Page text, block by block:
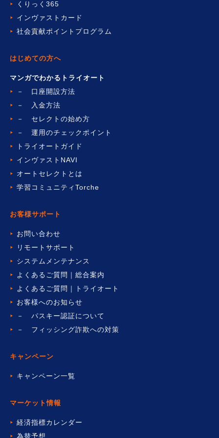
くりっく365
インヴァストカード
社会貢献ポイントプログラム
キャンペーン
キャンペーン一覧
マーケット情報
経済指標カレンダー
為替予想
はじめての方へ
マンガでわかるトライオート
－ 口座開設方法
－ 入金方法
－ セレクトの始め方
－ 運用のチェックポイント
トライオートガイド
インヴァストNAVI
オートセレクトとは
学習コミュニティTorche
お客様サポート
お問い合わせ
リモートサポート
システムメンテナンス
よくあるご質問｜総合案内
よくあるご質問｜トライオート
お客様へのお知らせ
－ パスキー認証について
－ フィッシング詐欺への対策